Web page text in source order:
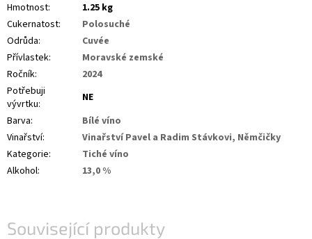
Související produkty
Hmotnost:
1.25 kg
Cukernatost:
Polosuché
Odrůda:
Cuvée
Přívlastek:
Moravské zemské
Ročník:
2024
Potřebuji
vývrtku:
NE
Barva:
Bílé víno
Vinařství:
Vinařství Pavel a Radim Stávkovi, Němčičky
Kategorie:
Tiché víno
Alkohol: 13,0 %